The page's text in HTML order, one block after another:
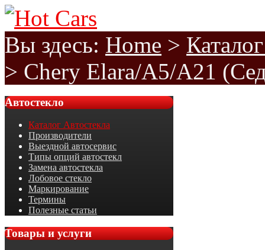
Вы здесь: Home >
> Chery Elara/A5/A21
Автостекло
Каталог Автостекла
Производители
Выездной автосервис
Типы опций автостекл
Замена автостекла
Лобовое стекло
Маркирование
Термины
Полезные статьи
Товарыи услуги